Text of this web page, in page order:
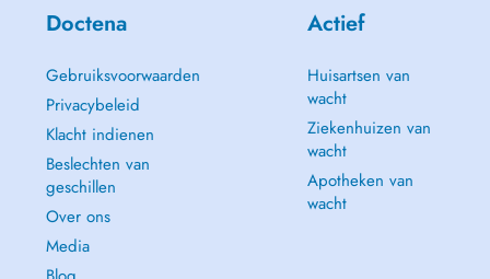
Doctena
Gebruiksvoorwaarden
Privacybeleid
Klacht indienen
Beslechten van
geschillen
Over ons
Media
Actief
Huisartsen van
wacht
Ziekenhuizen van
wacht
Apotheken van
wacht